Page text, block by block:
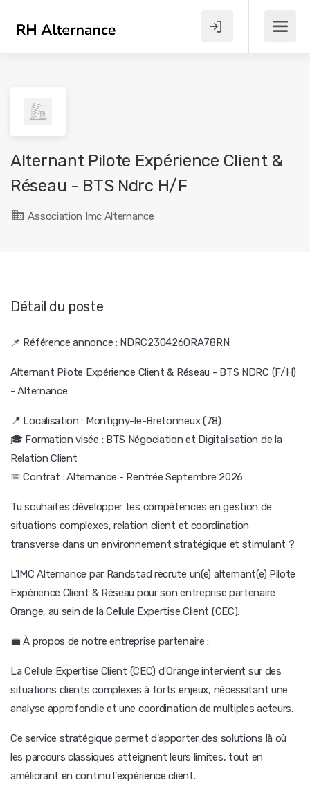
Alternant Pilote Expérience Client &
Réseau - BTS Ndrc H/F
Association Imc Alternance
Détail du poste
📌 Référence annonce : NDRC230426ORA78RN
Alternant Pilote Expérience Client & Réseau - BTS NDRC (F/H)
- Alternance
📍 Localisation : Montigny-le-Bretonneux (78)
🎓 Formation visée : BTS Négociation et Digitalisation de la
Relation Client
📅 Contrat : Alternance - Rentrée Septembre 2026
Tu souhaites développer tes compétences en gestion de
situations complexes, relation client et coordination
transverse dans un environnement stratégique et stimulant ?
L'IMC Alternance par Randstad recrute un(e) alternant(e) Pilote
Expérience Client & Réseau pour son entreprise partenaire
Orange, au sein de la Cellule Expertise Client (CEC).
💼 À propos de notre entreprise partenaire :
La Cellule Expertise Client (CEC) d'Orange intervient sur des
situations clients complexes à forts enjeux, nécessitant une
analyse approfondie et une coordination de multiples acteurs.
Ce service stratégique permet d'apporter des solutions là où
les parcours classiques atteignent leurs limites, tout en
améliorant en continu l'expérience client.